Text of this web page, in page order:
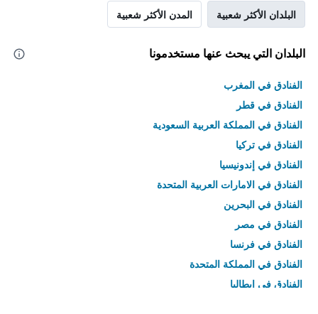
البلدان الأكثر شعبية المدن الأكثر شعبية
البلدان التي يبحث عنها مستخدمونا
الفنادق في المغرب
الفنادق في قطر
الفنادق في المملكة العربية السعودية
الفنادق في تركيا
الفنادق في إندونيسيا
الفنادق في الامارات العربية المتحدة
الفنادق في البحرين
الفنادق في مصر
الفنادق في فرنسا
الفنادق في المملكة المتحدة
الفنادق في إيطاليا